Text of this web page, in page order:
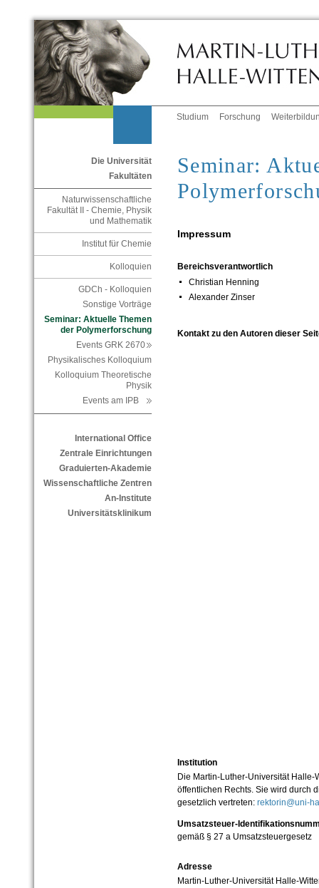
Studium Forschung
Die Universität
Fakultäten
Naturwissenschaftliche
Fakultät II - Chemie, Physik
und Mathematik
Institut für Chemie
Kolloquien
GDCh - Kolloquien
Sonstige Vorträge
Seminar: Aktuelle Themen
der Polymerforschung
Events GRK 2670
Physikalisches Kolloquium
Kolloquium Theoretische
Physik
Events am IPB
International Office
Zentrale Einrichtungen
Graduierten-Akademie
Wissenschaftliche Zentren
An-Institute
Universitätsklinikum
Seminar:
Impressum
Bereichsverantwortlich
Christian Henning
Alexander Zinser
Kontakt zu den Autoren dieser
Institution
Die Martin-Luther-Universität
öffentlichen Rechts. Sie wird durch
gesetzlich vertreten: rektorin@uni-
Umsatzsteuer-
gemäß § 27 a Umsatzsteuergesetz
Adresse
Martin-Luther-Universität Halle-